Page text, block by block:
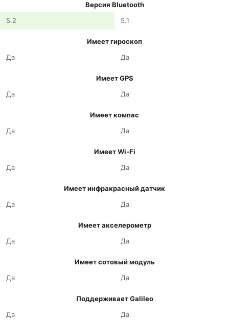
Версия Bluetooth
5.2
5.1
Имеет гироскоп
Да
Да
Имеет GPS
Да
Да
Имеет компас
Да
Да
Имеет Wi-Fi
Да
Да
Имеет инфракрасный датчик
Да
Да
Имеет акселерометр
Да
Да
Имеет сотовый модуль
Да
Да
Поддерживает Galileo
Да
Да